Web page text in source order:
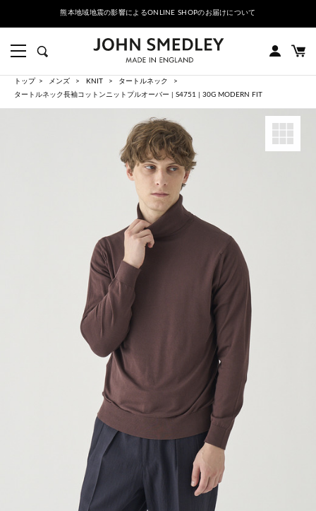
熊本地域地震の影響によるONLINE SHOPのお届けについて
トップ メンズ KNIT
タートルネック
タートルネック長袖コットンニットプルオーバー | S4751 | 30G MODERN FIT